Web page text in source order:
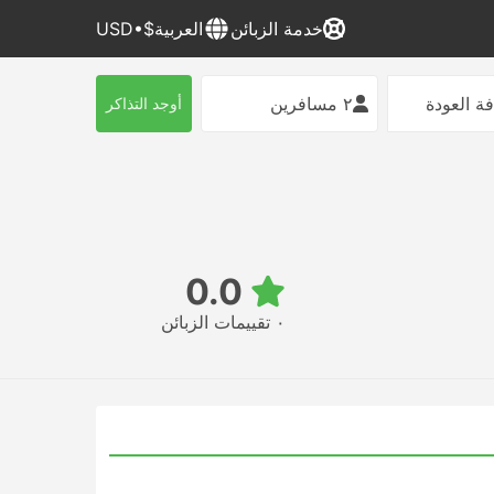
خدمة الزبائن العربية$•USD
العودة ٢ مسافرين أوجد التذاكر
٠ تقييمات الزبائن